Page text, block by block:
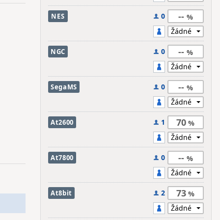
NES 0 --
NGC 0 --
SegaMS 0 --
At2600 1 70
At7800 0 --
At8bit 2 73